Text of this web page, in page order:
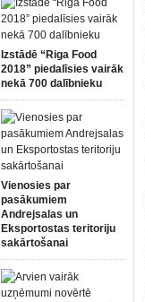
Izstādē “Riga Food
2018” piedalīsies vairāk
nekā 700 dalībnieku
Vienosies par
pasākumiem
Andrejsalas un
Eksportostas teritoriju
sakārtošanai